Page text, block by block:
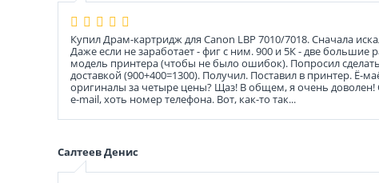
Купил Драм-картридж для Canon LBP 7010/7018. Сначала
Даже если не заработает - фиг с ним. 900 и 5К - две
модель принтера (чтобы не было ошибок). Попросил
доставкой (900+400=1300). Получил. Поставил в принтер.
оригиналы за четыре цены? Щаз! В общем, я очень доволен!
e-mail, хоть номер телефона. Вот, как-то так...
Салтеев Денис